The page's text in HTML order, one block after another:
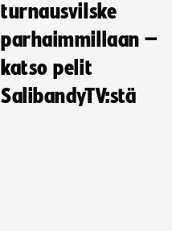
turnausvilske
parhaimmillaan –
katso pelit
SalibandyTV:stä